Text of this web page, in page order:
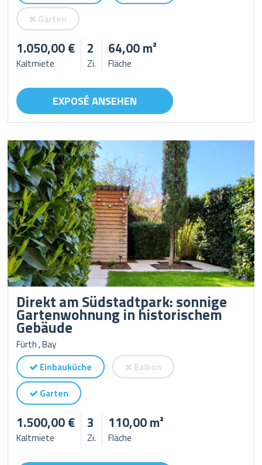
Garten
1.050,00 €
Kaltmiete
2
Zi.
64,00 m²
Fläche
EXPOSÉ ANSEHEN
Direkt am Südstadtpark: sonnige
Gartenwohnung in historischem
Gebäude
Fürth , Bay
Einbauküche
Balkon
Garten
1.500,00 €
Kaltmiete
3
Zi.
110,00 m²
Fläche